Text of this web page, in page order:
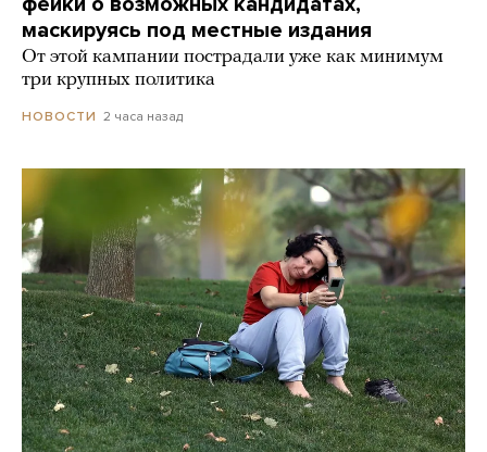
маскируясь под местные издания
От этой кампании пострадали уже как минимум
три крупных политика
НОВОСТИ 2 часа назад